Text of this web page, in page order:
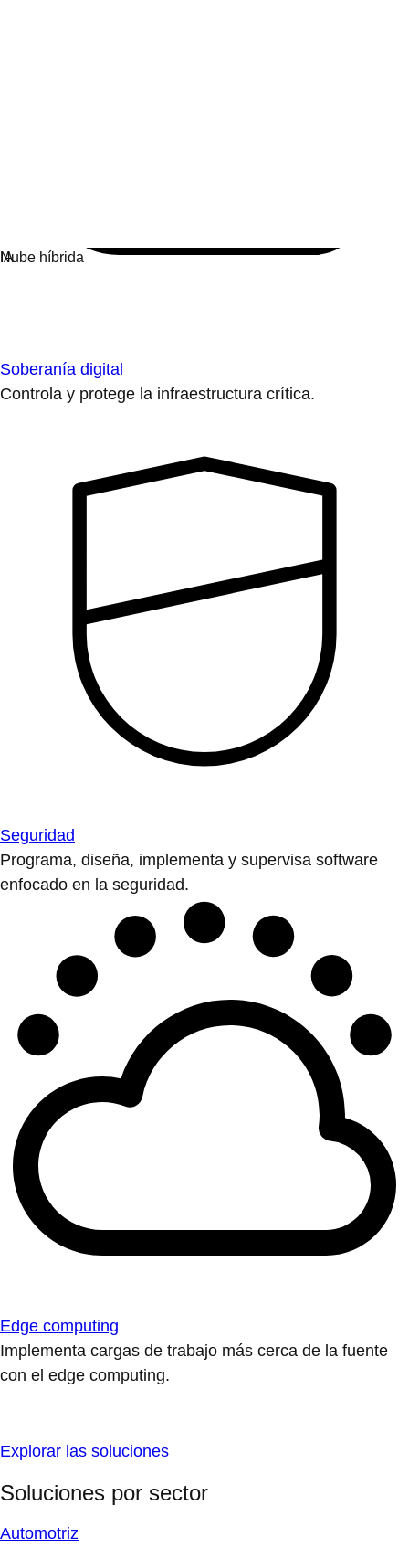
Soberanía digital
Controla y protege la infraestructura crítica.
Seguridad
Programa, diseña, implementa y supervisa software
enfocado en la seguridad.
Edge computing
Implementa cargas de trabajo más cerca de la fuente
con el edge computing.
Explorar las soluciones
Soluciones por sector
Automotriz